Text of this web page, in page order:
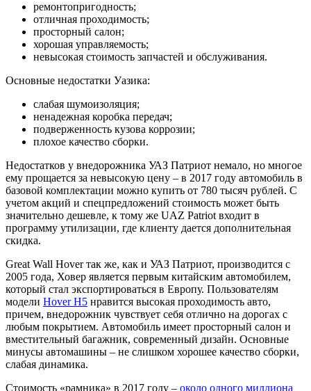
ремонтопригодность;
отличная проходимость;
просторный салон;
хорошая управляемость;
невысокая стоимость запчастей и обслуживания.
Основные недостатки Уазика:
слабая шумоизоляция;
ненадежная коробка передач;
подверженность кузова коррозии;
плохое качество сборки.
Недостатков у внедорожника УАЗ Патриот немало, но многое
ему прощается за невысокую цену – в 2017 году автомобиль в
базовой комплектации можно купить от 780 тысяч рублей. С
учетом акций и спецпредложений стоимость может быть
значительно дешевле, к тому же UAZ Patriot входит в
программу утилизации, где клиенту дается дополнительная
скидка.
Great Wall Hover так же, как и УАЗ Патриот, производится с
2005 года, Ховер является первым китайским автомобилем,
который стал экспортироваться в Европу. Пользователям
модели Hover H5 нравится высокая проходимость авто,
причем, внедорожник чувствует себя отлично на дорогах с
любым покрытием. Автомобиль имеет просторный салон и
вместительный багажник, современный дизайн. Основные
минусы автомашины – не слишком хорошее качество сборки,
слабая динамика.
Стоимость «рамника» в 2017 году – около одного миллиона